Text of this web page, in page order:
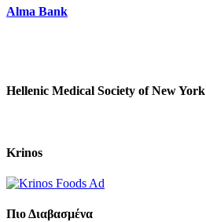
Alma Bank
Hellenic Medical Society of New York
Krinos
Πιο Διαβασμένα